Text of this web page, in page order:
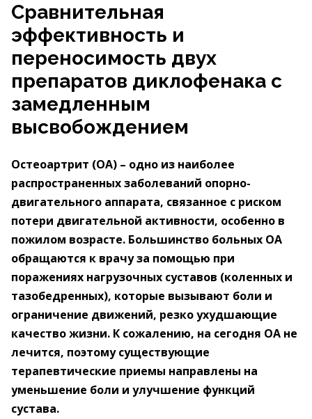
Сравнительная
эффективность и
переносимость двух
препаратов диклофенака с
замедленным
высвобождением
Остеоартрит (ОА) – одно из наиболее
распространенных заболеваний опорно-
двигательного аппарата, связанное с риском
потери двигательной активности, особенно в
пожилом возрасте. Большинство больных ОА
обращаются к врачу за помощью при
поражениях нагрузочных суставов (коленных и
тазобедренных), которые вызывают боли и
ограничение движений, резко ухудшающие
качество жизни. К сожалению, на сегодня ОА не
лечится, поэтому существующие
терапевтические приемы направлены на
уменьшение боли и улучшение функций
сустава.